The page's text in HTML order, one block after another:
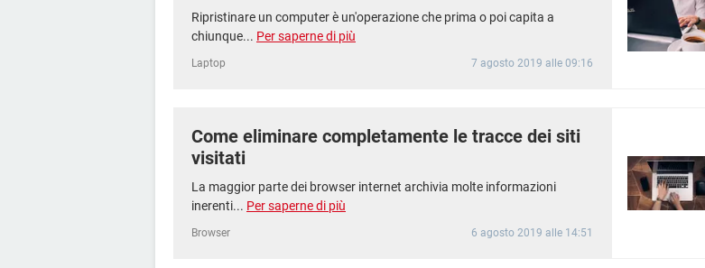
Ripristinare un computer è un'operazione che prima o poi capita a
chiunque... Per saperne di più
Laptop 7 agosto 2019 alle 09:16
Come eliminare completamente le tracce dei siti
visitati
La maggior parte dei browser internet archivia molte informazioni
inerenti... Per saperne di più
Browser 6 agosto 2019 alle 14:51